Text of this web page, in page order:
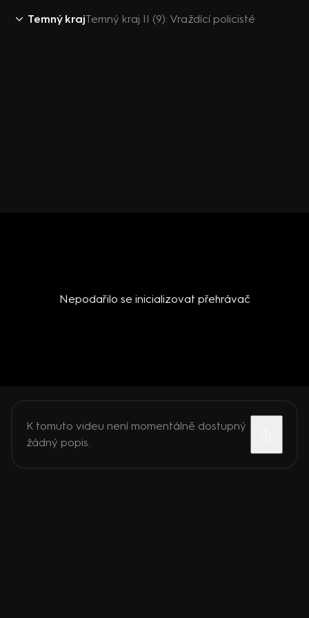
Temný krajTemný kraj II (9): Vraždící policisté
Nepodařilo se inicializovat přehrávač
K tomuto videu není momentálně dostupný
žádný popis.